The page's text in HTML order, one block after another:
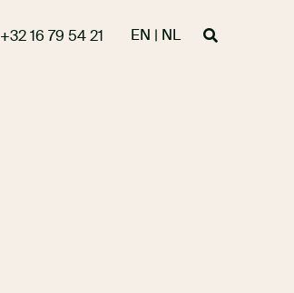
+32 16 79 54 21 EN | NL